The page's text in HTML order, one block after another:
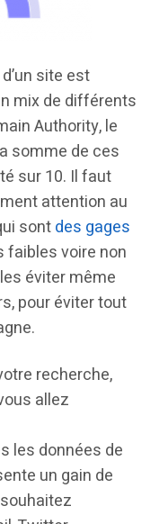
site est
mix de différents
Authority, le
somme de ces
sur 10. Il faut
attention au
sontdes gages
faibles voire non
éviter même
pour éviter tout
recherche,
allez
les données de
un gain de